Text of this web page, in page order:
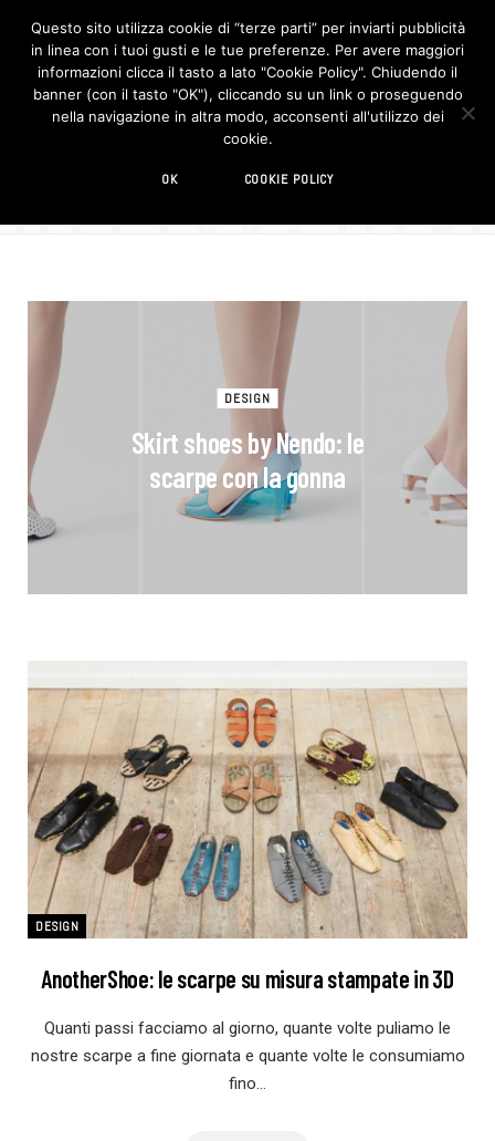
F
c
e
b
o
I
n
s
t
scarpe
DESIGN
Skirt shoes by Nendo: le
scarpe con la gonna
DESIGN
AnotherShoe: le scarpe su misura stampate in 3D
Quanti passi facciamo al giorno, quante volte puliamo le
nostre scarpe a fine giornata e quante volte le consumiamo
fino…
Questo sito utilizza cookie di “terze parti” per inviarti pubblicità
in linea con i tuoi gusti e le tue preferenze. Per avere maggiori
informazioni clicca il tasto a lato "Cookie Policy". Chiudendo il
banner (con il tasto "OK"), cliccando su un link o proseguendo
nella navigazione in altra modo, acconsenti all'utilizzo dei
cookie.
OK COOKIE POLICY